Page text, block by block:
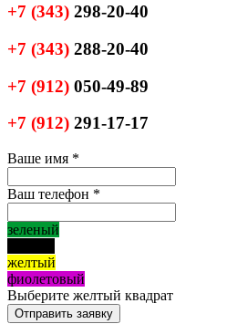
+7 (343) 298-20-40
+7 (343) 288-20-40
+7 (912) 050-49-89
+7 (912) 291-17-17
Ваше имя *
Ваш телефон *
зеленый
желтый
фиолетовый
Выберите желтый квадрат